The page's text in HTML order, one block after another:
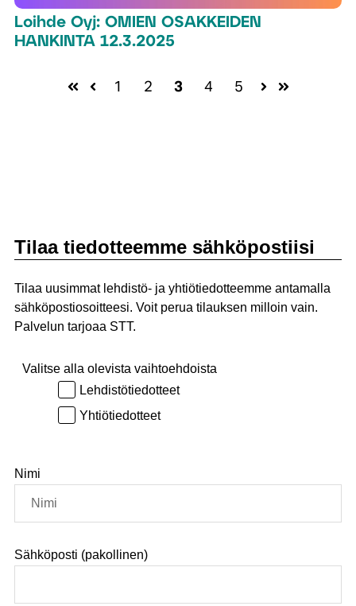
Loihde Oyj: OMIEN OSAKKEIDEN
HANKINTA 12.3.2025
1 2 3 4 5